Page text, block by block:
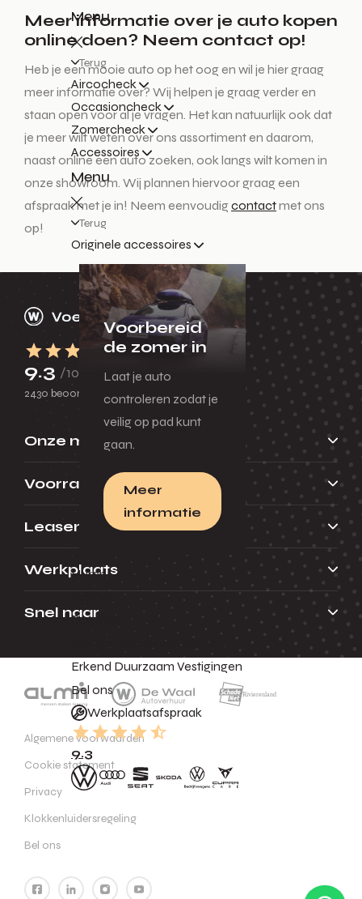
Menu
Terug
Aircocheck
Occasioncheck
Zomercheck
Accessoires
Menu
Terug
Originele accessoires
Voorbereid
de zomer in
Laat je auto
controleren zodat je
veilig op pad kunt
gaan.
Meer
informatie
Huren
Contact
Erkend Duurzaam Vestigingen
Bel ons
Werkplaatsafspraak
9.3
Meer informatie over je auto kopen
online doen? Neem contact op!
Heb je een mooie auto op het oog en wil je hier graag
meer informatie over? Wij helpen je graag verder en
staan open voor al je vragen. Het kan natuurlijk ook dat
je meer wilt weten over ons assortiment en daarom,
naast online een auto zoeken, ook langs wilt komen in
onze showroom. Wij plannen hiervoor graag een
afspraak met je in! Neem eenvoudigcontactmet ons
op!
9.3 /10
2430 beoordelingen
Onze merken
Voorraad
Leasen
Werkplaats
Snel naar
Algemene voorwaarden
Cookie statement
Privacy
Klokkenluidersregeling
Bel ons